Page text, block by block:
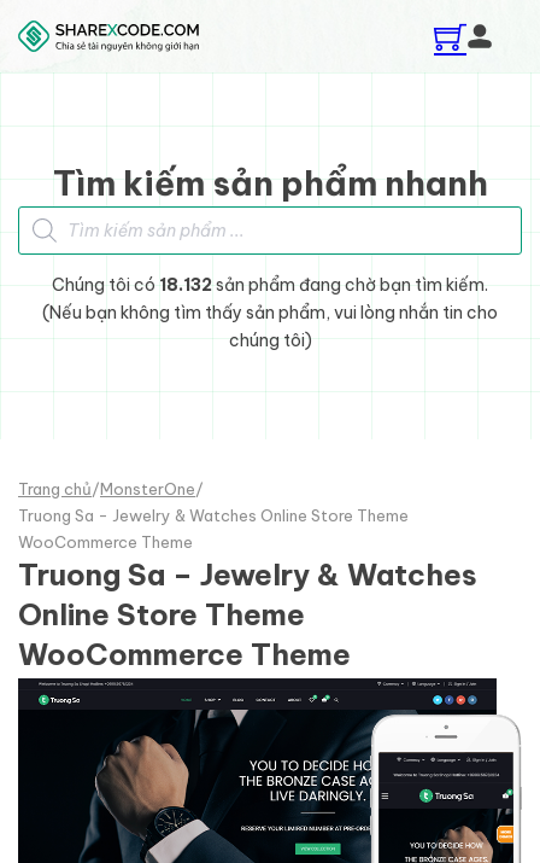
Skip to main content
Skip to footer
Tìm kiếm sản phẩm nhanh
Tìm kiếm sản phẩm
Chúng tôi có 18.132sản phẩm đang chờ bạn tìm kiếm.
(Nếu bạn không tìm thấy sản phẩm, vui lòng nhắn tin cho
chúng tôi)
Trang chủ/MonsterOne/
Truong Sa - Jewelry & Watches Online Store Theme
WooCommerce Theme
Truong Sa – Jewelry & Watches
Online Store Theme
WooCommerce Theme